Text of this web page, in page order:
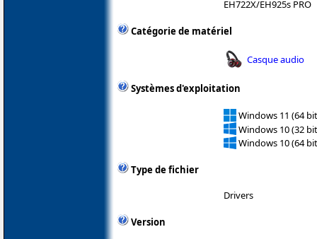
EH722X/EH925s PRO
Catégorie de matériel
Casque audio
Systèmes d'exploitation
Windows 11 (64
Windows 10 (32
Windows 10 (64
Type de fichier
Drivers
Version